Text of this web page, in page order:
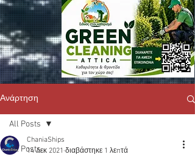
Ανάρτηση
All Posts
All Posts
ChaniaShips
14 Δεκ 2021 διαβάστηκε 1 λεπτά